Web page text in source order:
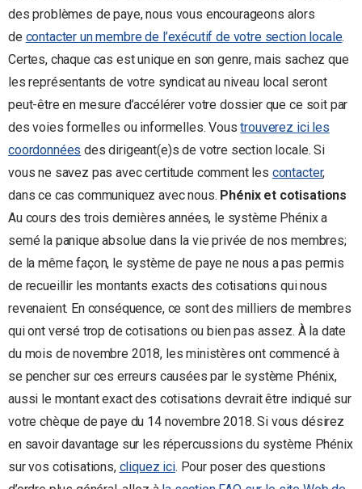
des problèmes de paye, nous vous encourageons alors
de contacter un membre de l’exécutif de votre section locale.
Certes, chaque cas est unique en son genre, mais sachez que
les représentants de votre syndicat au niveau local seront
peut-être en mesure d’accélérer votre dossier que ce soit par
des voies formelles ou informelles. Voustrouverez ici les
coordonnées des dirigeant(e)s de votre section locale. Si
vous ne savez pas avec certitude comment les contacter,
dans ce cas communiquez avec nous. Phénix et cotisations
Au cours des trois dernières années, le système Phénix a
semé la panique absolue dans la vie privée de nos membres;
de la même façon, le système de paye ne nous a pas permis
de recueillir les montants exacts des cotisations qui nous
revenaient. En conséquence, ce sont des milliers de membres
qui ont versé trop de cotisations ou bien pas assez. À la date
du mois de novembre 2018, les ministères ont commencé à
se pencher sur ces erreurs causées par le système Phénix,
aussi le montant exact des cotisations devrait être indiqué sur
votre chèque de paye du 14 novembre 2018. Si vous désirez
en savoir davantage sur les répercussions du système Phénix
sur vos cotisations, cliquez ici. Pour poser des questions